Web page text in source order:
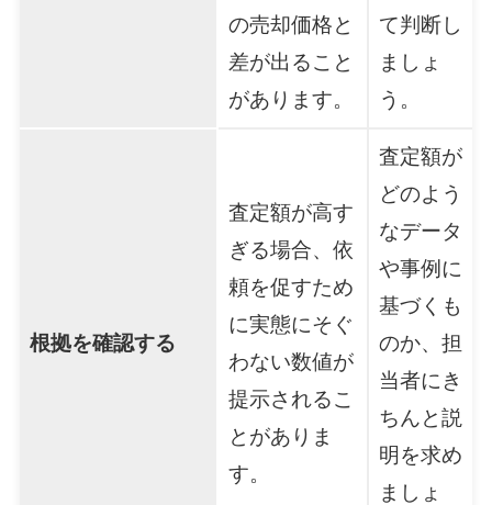
の売却価格と
差が出ること
があります。
て判断し
ましょ
う。
根拠を確認する
査定額が高す
ぎる場合、依
頼を促すため
に実態にそぐ
わない数値が
提示されるこ
とがありま
す。
査定額が
どのよう
なデータ
や事例に
基づくも
のか、担
当者にき
ちんと説
明を求め
ましょ